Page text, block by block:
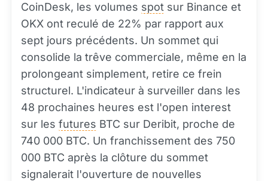
CoinDesk, les volumes spot sur Binance et
OKX ont reculé de 22% par rapport aux
sept jours précédents. Un sommet qui
consolide la trêve commerciale, même en la
prolongeant simplement, retire ce frein
structurel. L'indicateur à surveiller dans les
48 prochaines heures est l'open interest
sur les futures BTC sur Deribit, proche de
740 000 BTC. Un franchissement des 750
000 BTC après la clôture du sommet
signalerait l'ouverture de nouvelles